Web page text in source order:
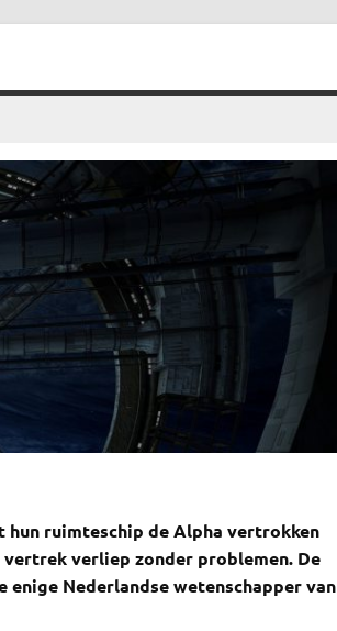
hun ruimteschip de Alpha vertrokken
vertrek verliep zonder problemen. De
Nederlandse wetenschapper van